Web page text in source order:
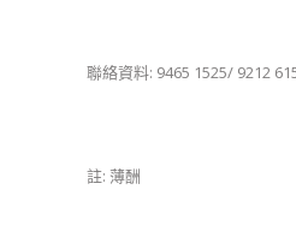
聯絡資料: 9465 1525/ 9212
註: 薄酬